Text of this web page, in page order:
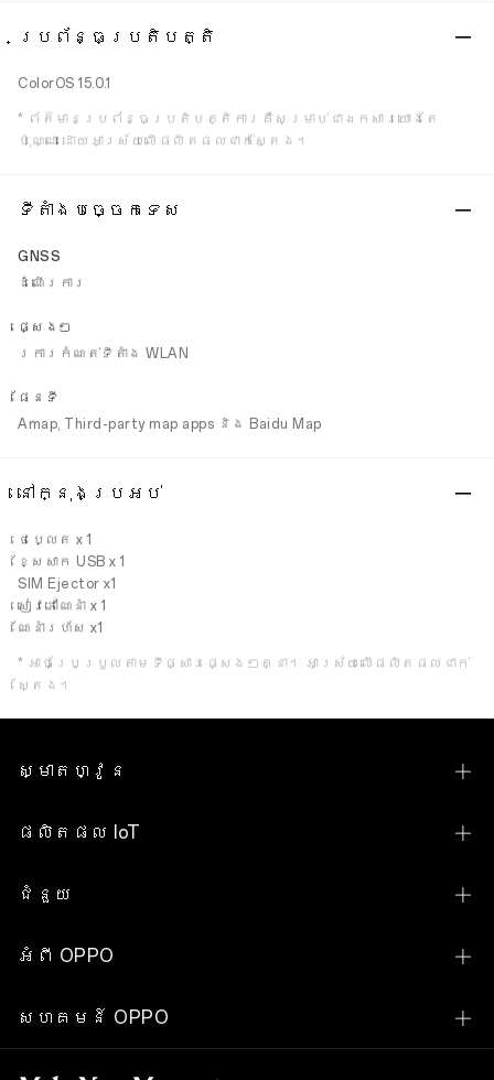
ប្រព័ន្ធប្រតិបត្តិ
ColorOS 15.0.1
* ព័ត៌មានប្រព័ន្ធប្រតិបត្តិការគឺសម្រាប់ជាឯកសារយោងតែ
ប៉ុណ្ណោះ ដោយអាស្រ័យលើផលិតផលជាក់ស្តែង។
ទីតាំងបច្ចេកទេស
GNSS
ដំណើរការ
ផ្សេងៗ
រការកំណត់ទីតាំង WLAN
ផែនទី
Amap, Third-party map apps និង Baidu Map
នៅក្នុងប្រអប់
ថេប្លេត x 1
ខ្សែសាក USB x 1
SIM Ejector x1
សៀវភៅណែនាំ x 1
ណែនាំរហ័ស x1
* អាចប្រែប្រួលតាមទីផ្សារផ្សេងៗគ្នា។ អាស្រ័យលើផលិតផលជាក់
ស្តែង។
ស្មាតហ្វូន
Find N Series
Reno Series
A Series
ផលិតផល IoT
OPPO Pad SE
OPPO Watch X2
OPPO Watch X2 Mini
ជំនួយ
ទំនាក់ទំនងពួកយើង
ការត្រួតពិនិត្យស្ថានភាពការធានា
អំពី OPPO
ជីវប្រវត្តិរបស់យើង
ស្វែងយល់
សហគមន៍ OPPO